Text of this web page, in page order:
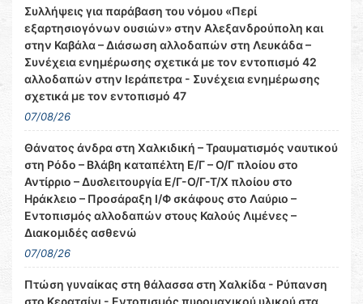
Συλλήψεις για παράβαση του νόμου «Περί
εξαρτησιογόνων ουσιών» στην Αλεξανδρούπολη και
στην Καβάλα – Διάσωση αλλοδαπών στη Λευκάδα –
Συνέχεια ενημέρωσης σχετικά με τον εντοπισμό 42
αλλοδαπών στην Ιεράπετρα - Συνέχεια ενημέρωσης
σχετικά με τον εντοπισμό 47
07/08/26
Θάνατος άνδρα στη Χαλκιδική – Τραυματισμός ναυτικού
στη Ρόδο – Βλάβη καταπέλτη Ε/Γ – Ο/Γ πλοίου στο
Αντίρριο – Δυσλειτουργία Ε/Γ-Ο/Γ-Τ/Χ πλοίου στο
Ηράκλειο – Προσάραξη Ι/Φ σκάφους στο Λαύριο –
Εντοπισμός αλλοδαπών στους Καλούς Λιμένες –
Διακομιδές ασθενώ
07/08/26
Πτώση γυναίκας στη θάλασσα στη Χαλκίδα - Ρύπανση
στο Κερατσίνι - Εντοπισμός πυρομαχικού υλικού στα